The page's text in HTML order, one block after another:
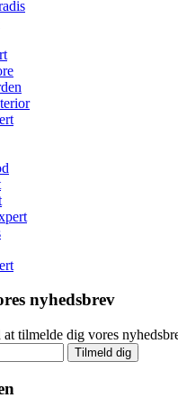
nyhedsbrev
at tilmelde dig vores
Tilmeld dig